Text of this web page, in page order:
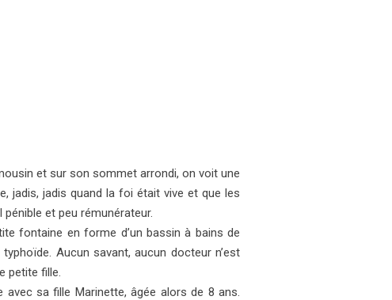
et sur son sommet arrondi, on voit une
jadis, jadis quand la foi était vive et que les
et peu rémunérateur.
fontaine en forme d’un bassin à bains de
Aucun savant, aucun docteur n’est
petite fille.
sa fille Marinette, âgée alors de 8 ans.